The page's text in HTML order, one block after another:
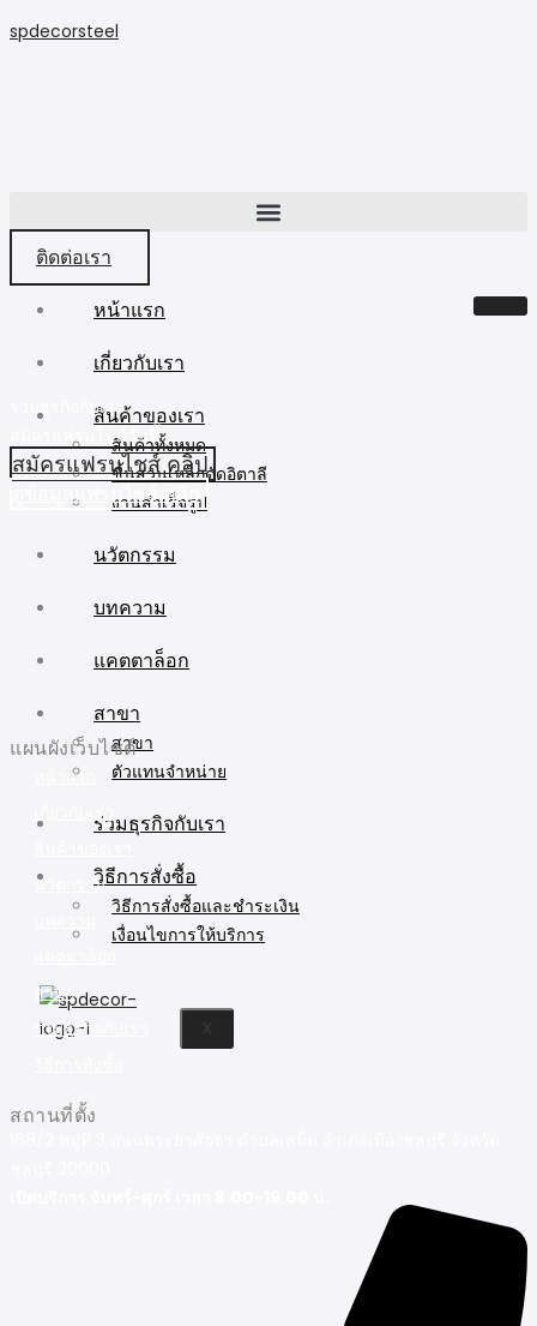
spdecorsteel
ติดต่อเรา
หน้าแรก
เกี่ยวกับเรา
สินค้าของเรา
สินค้าทั้งหมด
ชิ้นส่วนเหล็กดัดอิตาลี
งานสำเร็จรูป
นวัตกรรม
บทความ
แคตตาล็อก
สาขา
สาขา
ตัวแทนจำหน่าย
ร่วมธุรกิจกับเรา
วิธีการสั่งซื้อ
วิธีการสั่งซื้อและชำระเงิน
เงื่อนไขการให้บริการ
ร่วมธุรกิจกับเรา
สมัครแฟรนไชส์วันนี้
สมัครแฟรนไชส์ คลิป
ดูข้อมูลแฟรนไชส์ คลิก
แผนผังเว็บไซต์
หน้าแรก
เกี่ยวกับเรา
นวัตกรรม
สาขา
ร่วมธุรกิจกับเรา
สถานที่ตั้ง